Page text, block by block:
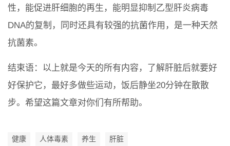
性，能促进肝细胞的再生，能明显抑制乙型肝炎病毒
DNA的复制，同时还具有较强的抗菌作用，是一种天然
抗菌素。
结束语：以上就是今天的所有内容，了解肝脏后就要好
好保护它，最好多做些运动，饭后静坐20分钟在散散
步。希望这篇文章对你们有所帮助。
健康 人体毒素 养生 肝脏